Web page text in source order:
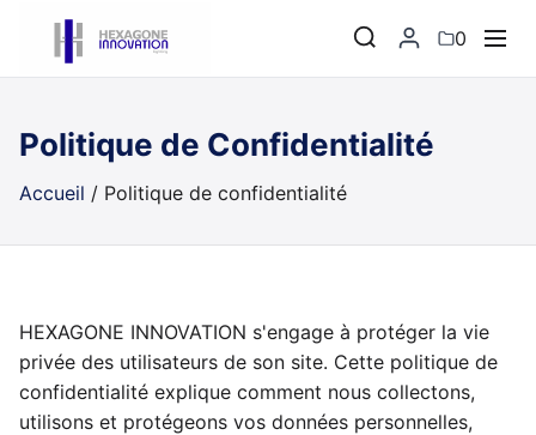
0
Politique de Confidentialité
Accueil / Politique de confidentialité
HEXAGONE INNOVATION s'engage à protéger la vie
privée des utilisateurs de son site. Cette politique de
confidentialité explique comment nous collectons,
utilisons et protégeons vos données personnelles,